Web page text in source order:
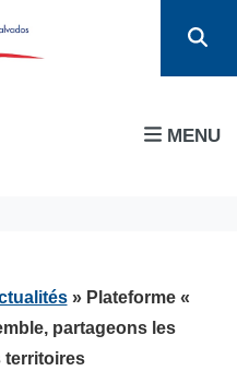
MENU
» Plateforme «
partageons les
territoires